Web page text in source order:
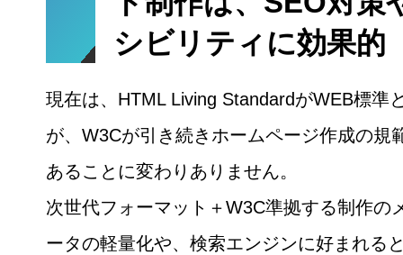
シビリティに効果的
現在は、HTML Living StandardがWEB標準
が、W3Cが引き続きホームページ作成の規
あることに変わりありません。
次世代フォーマット＋W3C準拠する制作の
ータの軽量化や、検索エンジンに好まれる